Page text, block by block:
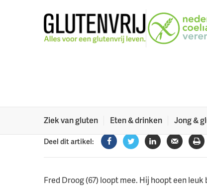
Ziek van gluten Eten & drinken Jong &
Fred loopt mee
16 juli 2019
Deel dit artikel:
Facebook
TwitterLinkedIn
Fred Droog (67) loopt mee. Hij hoopt een